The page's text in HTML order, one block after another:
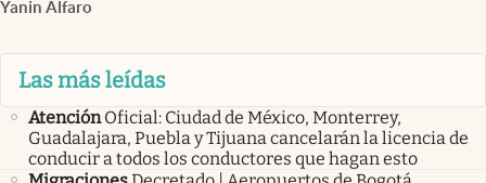
Yanin Alfaro
Las más leídas
Atención Oficial: Ciudad de México, Monterrey,
Guadalajara, Puebla y Tijuana cancelarán la licencia de
conducir a todos los conductores que hagan esto